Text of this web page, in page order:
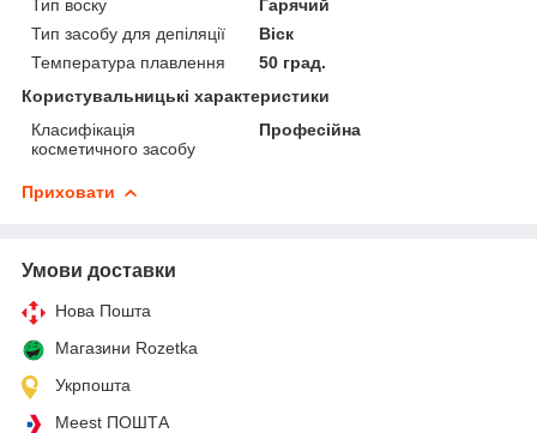
Тип воску
Гарячий
Тип засобу для депіляції
Віск
Температура плавлення
50 град.
Користувальницькі характеристики
Класифікація
косметичного засобу
Професійна
Приховати
Умови доставки
Нова Пошта
Магазини Rozetka
Укрпошта
Meest ПОШТА